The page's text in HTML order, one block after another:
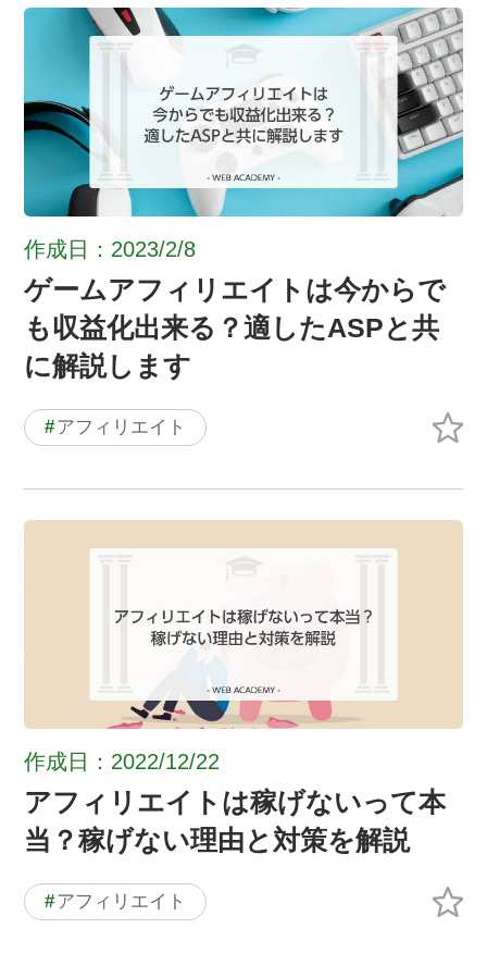
作成日：2023/2/8
ゲームアフィリエイトは今からで
も収益化出来る？適したASPと共
に解説します
#アフィリエイト
作成日：2022/12/22
アフィリエイトは稼げないって本
当？稼げない理由と対策を解説
#アフィリエイト